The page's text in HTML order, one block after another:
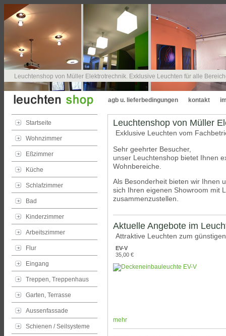
Leuchtenshop von Müller Elektrotrechnik. Exklusive Leuchten für alle
agb u. lieferbedingungen kontakt
Startseite
Wohnzimmer
Eßzimmer
Küche
Schlafzimmer
Bad
Kinderzimmer
Arbeitszimmer
Flur
Eingang
Treppen, Treppenhaus
Garten, Terrasse
Aussenfassade
Schienen / Seilsysteme
Leuchtenshop von Müller
Exklusive Leuchten vom
Sehr geehrter Besucher,
unser Leuchtenshop bietet Ihnen
Wohnbereiche.
Als Besonderheit bieten wir Ihnen
sich Ihren eigenen Showroom mit
zusammenzustellen.
Aktuelle Angebote im
Attraktive Leuchten zum
EV-V
35,00 €
mehr